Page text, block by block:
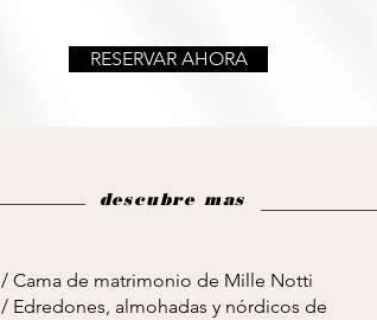
RESERVAR AHORA
descubre mas
/ Cama de matrimonio de Mille Notti
/ Edredones, almohadas y nórdicos de